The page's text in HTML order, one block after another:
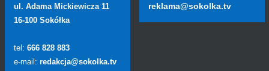
ul. Adama Mickiewicza 11
16-100 Sokółka
tel: 666 828 883
e-mail: redakcja@sokolka.tv
reklama@sokolka.tv